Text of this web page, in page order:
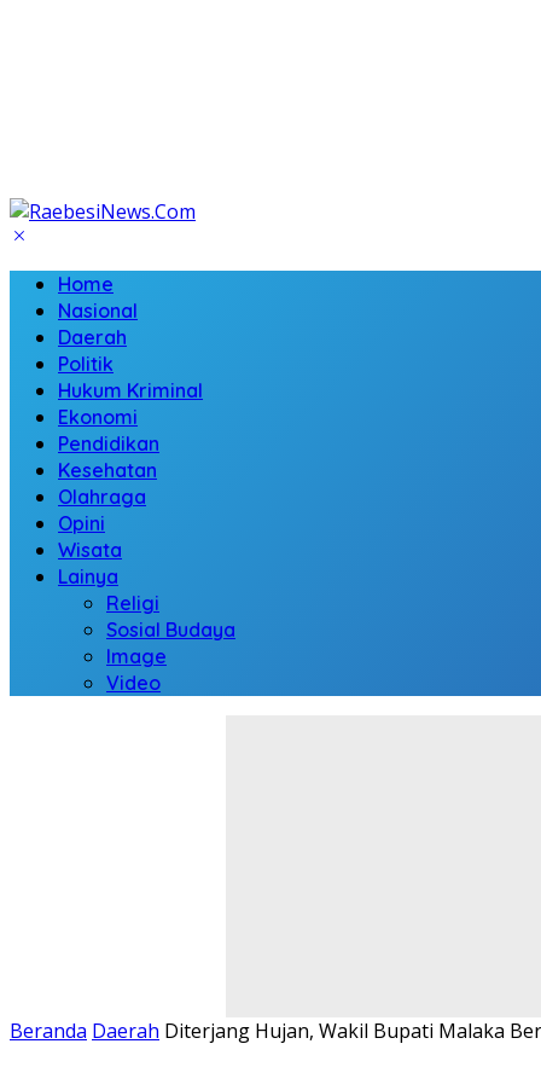
Home
Nasional
Daerah
Politik
Hukum Kriminal
Ekonomi
Pendidikan
Kesehatan
Olahraga
Opini
Wisata
Lainya
Religi
Sosial Budaya
Image
Video
Beranda Daerah Diterjang Hujan, Wakil Bupati Malaka